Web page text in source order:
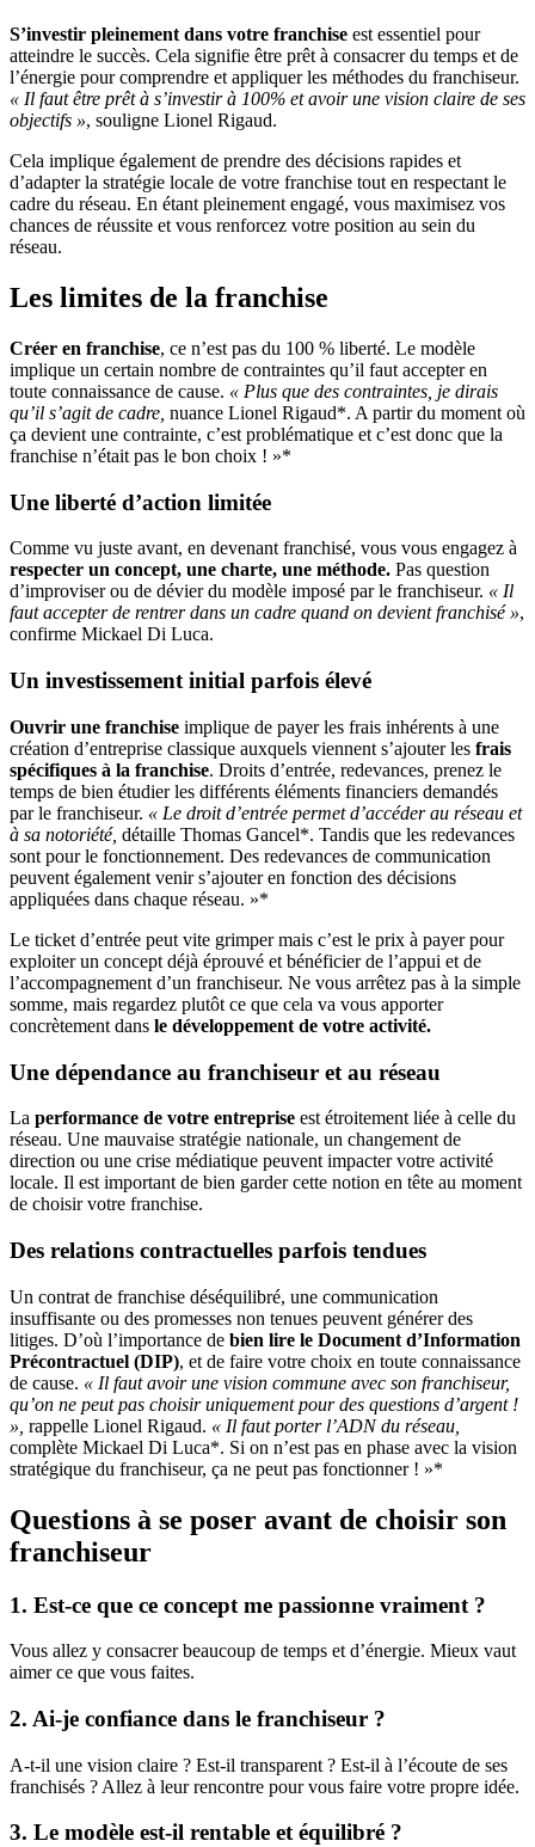
S’investir pleinement dans votre franchise est essentiel pour
atteindre le succès. Cela signifie être prêt à consacrer du temps et de
l’énergie pour comprendre et appliquer les méthodes du franchiseur.
« Il faut être prêt à s’investir à 100% et avoir une vision claire de ses
objectifs », souligne Lionel Rigaud.
Cela implique également de prendre des décisions rapides et
d’adapter la stratégie locale de votre franchise tout en respectant le
cadre du réseau. En étant pleinement engagé, vous maximisez vos
chances de réussite et vous renforcez votre position au sein du
réseau.
Les limites de la franchise
Créer en franchise, ce n’est pas du 100 % liberté. Le modèle
implique un certain nombre de contraintes qu’il faut accepter en
toute connaissance de cause. « Plus que des contraintes, je dirais
qu’il s’agit de cadre, nuance Lionel Rigaud*. A partir du moment où
ça devient une contrainte, c’est problématique et c’est donc que la
franchise n’était pas le bon choix ! »*
Une liberté d’action limitée
Comme vu juste avant, en devenant franchisé, vous vous engagez à
respecter un concept, une charte, une méthode. Pas question
d’improviser ou de dévier du modèle imposé par le franchiseur. « Il
faut accepter de rentrer dans un cadre quand on devient franchisé »,
confirme Mickael Di Luca.
Un investissement initial parfois élevé
Ouvrir une franchise implique de payer les frais inhérents à une
création d’entreprise classique auxquels viennent s’ajouter les frais
spécifiques à la franchise. Droits d’entrée, redevances, prenez le
temps de bien étudier les différents éléments financiers demandés
par le franchiseur. « Le droit d’entrée permet d’accéder au réseau et
à sa notoriété, détaille Thomas Gancel*. Tandis que les redevances
sont pour le fonctionnement. Des redevances de communication
peuvent également venir s’ajouter en fonction des décisions
appliquées dans chaque réseau. »*
Le ticket d’entrée peut vite grimper mais c’est le prix à payer pour
exploiter un concept déjà éprouvé et bénéficier de l’appui et de
l’accompagnement d’un franchiseur. Ne vous arrêtez pas à la simple
somme, mais regardez plutôt ce que cela va vous apporter
concrètement dans le développement de votre activité.
Une dépendance au franchiseur et au réseau
La performance de votre entreprise est étroitement liée à celle du
réseau. Une mauvaise stratégie nationale, un changement de
direction ou une crise médiatique peuvent impacter votre activité
locale. Il est important de bien garder cette notion en tête au moment
de choisir votre franchise.
Des relations contractuelles parfois tendues
Un contrat de franchise déséquilibré, une communication
insuffisante ou des promesses non tenues peuvent générer des
litiges. D’où l’importance de bien lire le Document d’Information
Précontractuel (DIP), et de faire votre choix en toute connaissance
de cause. « Il faut avoir une vision commune avec son franchiseur,
qu’on ne peut pas choisir uniquement pour des questions d’argent !
», rappelle Lionel Rigaud. « Il faut porter l’ADN du réseau,
complète Mickael Di Luca*. Si on n’est pas en phase avec la vision
stratégique du franchiseur, ça ne peut pas fonctionner ! »*
Questions à se poser avant de choisir son
franchiseur
1. Est-ce que ce concept me passionne vraiment ?
Vous allez y consacrer beaucoup de temps et d’énergie. Mieux vaut
aimer ce que vous faites.
2. Ai-je confiance dans le franchiseur ?
A-t-il une vision claire ? Est-il transparent ? Est-il à l’écoute de ses
franchisés ? Allez à leur rencontre pour vous faire votre propre idée.
3. Le modèle est-il rentable et équilibré ?